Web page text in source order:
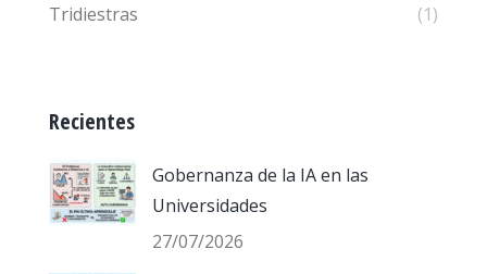
Tridiestras
(1)
Recientes
Gobernanza de la IA en las
Universidades
27/07/2026